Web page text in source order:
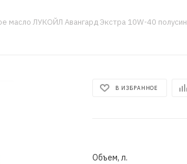
масло ЛУКОЙЛ Авангард Экстра 10W-40
В ИЗБРАННОЕ
Объем, л.